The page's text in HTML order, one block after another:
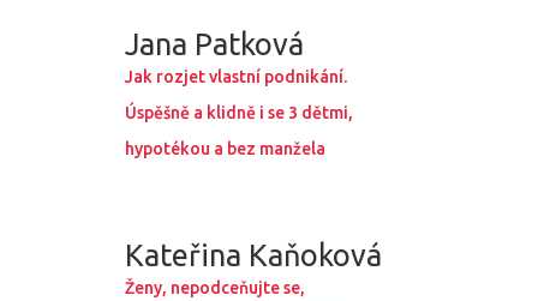
Jana Patková
Jak rozjet vlastní podnikání.
Úspěšně a klidně i se 3 dětmi,
hypotékou a bez manžela
Kateřina Kaňoková
Ženy, nepodceňujte se,